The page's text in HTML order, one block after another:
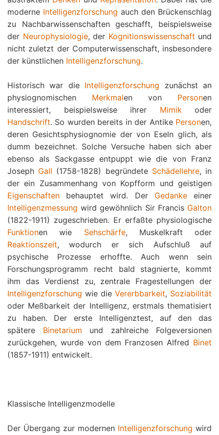
moderne Intelligenzforschung auch den Brückenschlag
zu Nachbarwissenschaften geschafft, beispielsweise
der Neurophysiologie, der Kognitionswissenschaft und
nicht zuletzt der Computerwissenschaft, insbesondere
der künstlichen Intelligenzforschung.
Historisch war die Intelligenzforschung zunächst an
physiognomischen Merkmalen von Personen
interessiert, beispielsweise ihrer Mimikoder
Handschrift. So wurden bereits in der Antike Personen,
deren Gesichtsphysiognomie der von Eseln glich, als
dumm bezeichnet. Solche Versuche haben sich aber
ebenso als Sackgasse entpuppt wie die von Franz
Joseph Gall (1758-1828) begründete Schädellehre, in
der ein Zusammenhang von Kopfform und geistigen
Eigenschaften behauptet wird. Der Gedankeeiner
Intelligenzmessung wird gewöhnlich Sir Francis Galton
(1822-1911) zugeschrieben. Er erfaßte physiologische
Funktionen wie Sehschärfe, Muskelkraft oder
Reaktionszeit, wodurch er sich Aufschluß auf
psychische Prozesse erhoffte. Auch wenn sein
Forschungsprogramm recht bald stagnierte, kommt
ihm das Verdienst zu, zentrale Fragestellungen der
Intelligenzforschung wie die Vererbbarkeit, Soziabilität
oder Meßbarkeit der Intelligenz, erstmals thematisiert
zu haben. Der erste Intelligenztest, auf den das
spätere Binetarium und zahlreiche Folgeversionen
zurückgehen, wurde von dem Franzosen Alfred Binet
(1857-1911) entwickelt.
Klassische Intelligenzmodelle
Der Übergang zur modernen Intelligenzforschung wird